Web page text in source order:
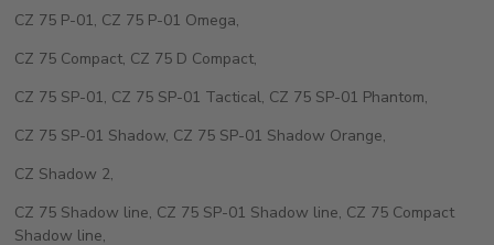
CZ 75 P-01, CZ 75 P-01 Omega,
CZ 75 Compact, CZ 75 D Compact,
CZ 75 SP-01, CZ 75 SP-01 Tactical, CZ 75 SP-01 Phantom,
CZ 75 SP-01 Shadow, CZ 75 SP-01 Shadow Orange,
CZ Shadow 2,
CZ 75 Shadow line, CZ 75 SP-01 Shadow line, CZ 75 Compact
Shadow line,